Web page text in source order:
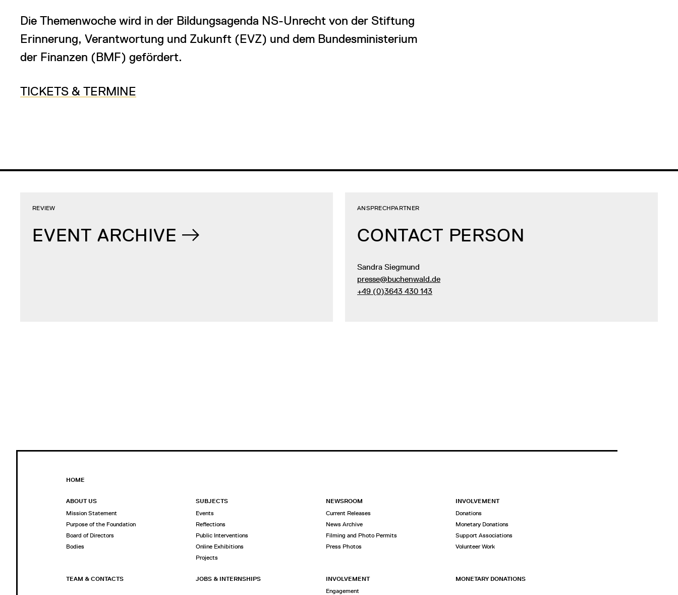
Die Themenwoche wird in der Bildungsagenda NS-Unrecht von der Stiftung
Erinnerung, Verantwortung und Zukunft (EVZ) und dem Bundesministerium
der Finanzen (BMF) gefördert.
TICKETS & TERMINE
EVENT ARCHIVE
REVIEW
CONTACT PERSON
ANSPRECHPARTNER
Sandra Siegmund
presse@buchenwald.de
+49 (0)3643 430 143
HOME
ABOUT US
Mission Statement
Purpose of the Foundation
Board of Directors
Bodies
SUBJECTS
Events
Reflections
Public Interventions
Online Exhibitions
Projects
NEWSROOM
Current Releases
News Archive
Filming and Photo Permits
Press Photos
INVOLVEMENT
Donations
Monetary Donations
Support Associations
Volunteer Work
TEAM & CONTACTS JOBS & INTERNSHIPS
INVOLVEMENT
Engagement
MONETARY DONATIONS